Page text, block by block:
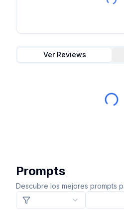
Ver Reviews
Prompts
Descubre los mejores prompts